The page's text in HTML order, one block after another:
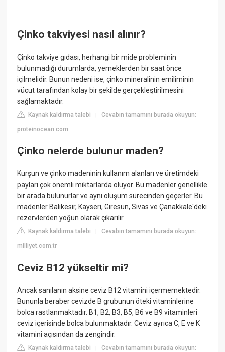
Çinko takviyesi nasıl alınır?
Çinko takviye gıdası, herhangi bir mide probleminin
bulunmadığı durumlarda, yemeklerden bir saat önce
içilmelidir. Bunun nedeni ise, çinko mineralinin emiliminin
vücut tarafından kolay bir şekilde gerçekleştirilmesini
sağlamaktadır.
Kaynak kaldırma talebi |Cevabın tamamını burada okuyun:
proteinocean.com
Çinko nelerde bulunur maden?
Kurşun ve çinko madeninin kullanım alanları ve üretimdeki
payları çok önemli miktarlarda oluyor. Bu madenler genellikle
bir arada bulunurlar ve aynı oluşum sürecinden geçerler. Bu
madenler Balıkesir, Kayseri, Giresun, Sivas ve Çanakkale'deki
rezervlerden yoğun olarak çıkarılır.
Kaynak kaldırma talebi |Cevabın tamamını burada okuyun:
milliyet.com.tr
Ceviz B12 yükseltir mi?
Ancak sanılanın aksine ceviz B12 vitamini içermemektedir.
Bununla beraber cevizde B grubunun öteki vitaminlerine
bolca rastlanmaktadır. B1, B2, B3, B5, B6 ve B9 vitaminleri
ceviz içerisinde bolca bulunmaktadır. Ceviz ayrıca C, E ve K
vitamini açısından da zengindir.
Kaynak kaldırma talebi |Cevabın tamamını burada okuyun: